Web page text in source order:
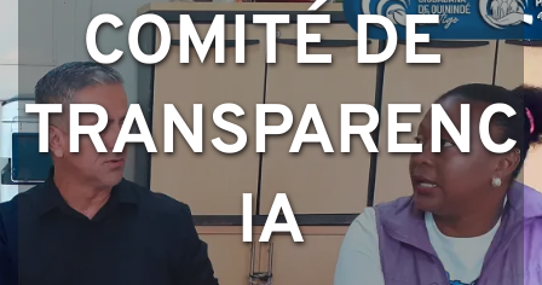
COMITÉ DE
TRANSPARENC
IA